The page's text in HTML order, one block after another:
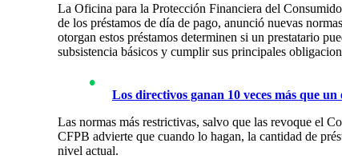
La Oficina para la Protección Financiera del
de los préstamos de día de pago, anunció nuevas
otorgan estos préstamos determinen si un prestatario
subsistencia básicos y cumplir sus principales
Los directivos ganan 10 veces más que
Las normas más restrictivas, salvo que las revoque el
CFPB advierte que cuando lo hagan, la cantidad de
nivel actual.